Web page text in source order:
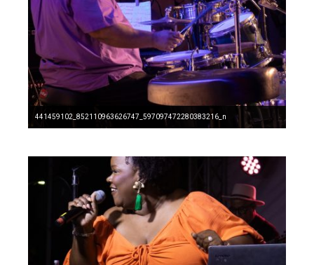
441459102_852110963626747_597097472280383216_n